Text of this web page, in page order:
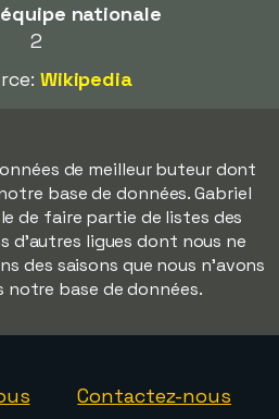
nationale
2
Wikipedia
de meilleur buteur dont
base de données. Gabriel
de faire partie de listes des
d'autres ligues dont nous ne
des saisons que nous n'avons
notre base de données.
Contactez-nous